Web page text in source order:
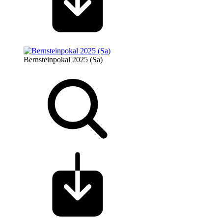
Bernsteinpokal 2025 (Sa)